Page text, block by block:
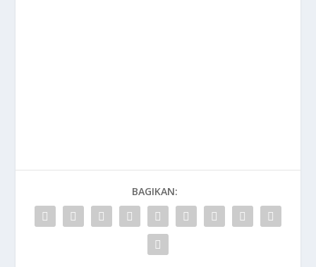
BAGIKAN: